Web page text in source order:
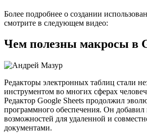
Более подробнее о создании
смотрите в следующем видео:
Чем полезны макросы в
Редакторы электронных таблиц стали
инструментом во многих сферах
Редактор Google Sheets продолжил
программного обеспечения. Он добавил
возможностей для удаленной и
документами.